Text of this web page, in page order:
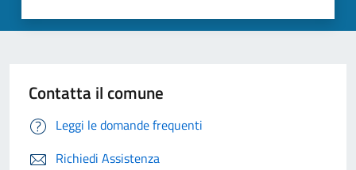
Contatta il comune
Leggi le domande frequenti
Richiedi Assistenza